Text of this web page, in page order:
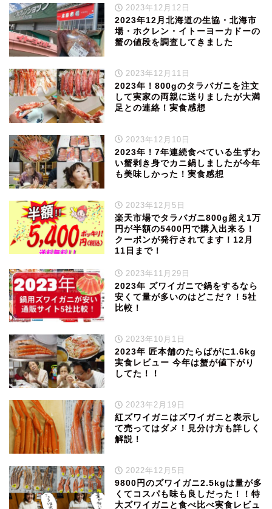
2023年12月12日
2023年12月北海道の生協・北海市
場・ホクレン・イトーヨーカドーの
蟹の値段を調査してきました
2023年12月11日
2023年！800gのタラバガニを注文
して実家の両親に送りましたが大満
足との連絡！実食感想
2023年12月10日
2023年！7年連続食べている生ずわ
い蟹剥き身でカニ鍋しましたが今年
も美味しかった！実食感想
2023年12月5日
楽天市場でタラバガニ800g超え1万
円が半額の5400円で購入出来る！
クーポンが発行されてます！12月
11日まで！
2023年11月29日
2023年 ズワイガニで鍋をするなら
安くて量が多いのはどこだ？！5社
比較！
2023年10月1日
2023年 匠本舗のたらばがに1.6kg
実食レビュー 今年は蟹が値下がり
してた！！
2023年2月19日
紅ズワイガニはズワイガニと表示し
て売ってはダメ！見分け方も詳しく
解説！
2022年12月5日
9800円のズワイガニ2.5kgは量が多
くてコスパも味も良しだった！！特
大ズワイガニと食べ比べ実食レビュ